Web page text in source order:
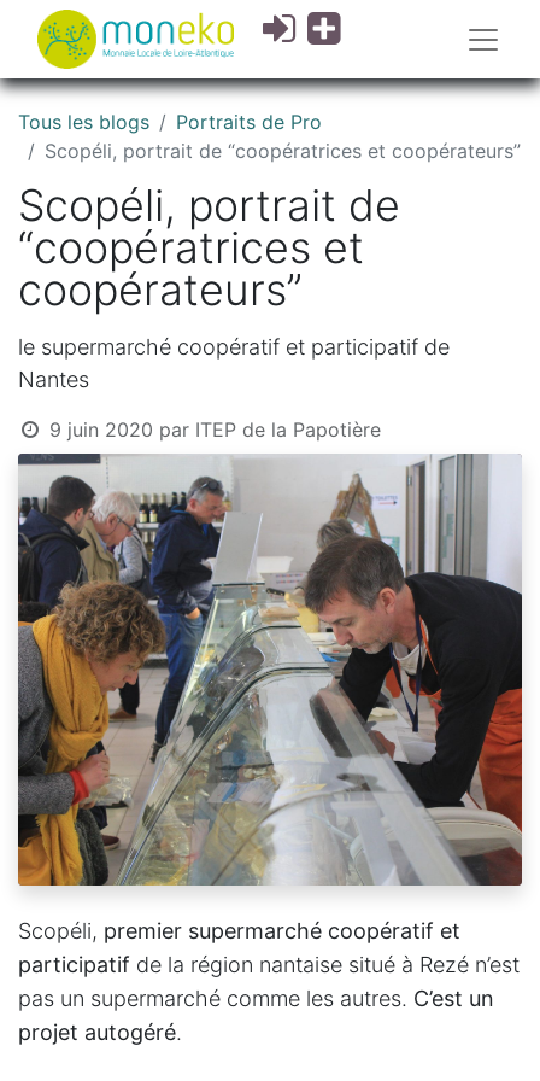
Tous les blogs
Portraits de Pro
Scopéli, portrait de “coopératrices et coopérateurs”
Scopéli, portrait de
“coopératrices et
coopérateurs”
le supermarché coopératif et participatif de
Nantes
9 juin 2020 par ITEP de la Papotière
Scopéli, premier supermarché coopératif et
participatif de la région nantaise situé à Rezé n’est
pas un supermarché comme les autres. C’est un
projet autogéré.